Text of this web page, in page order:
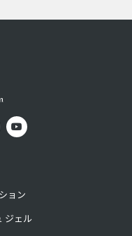
ョン
ジェル